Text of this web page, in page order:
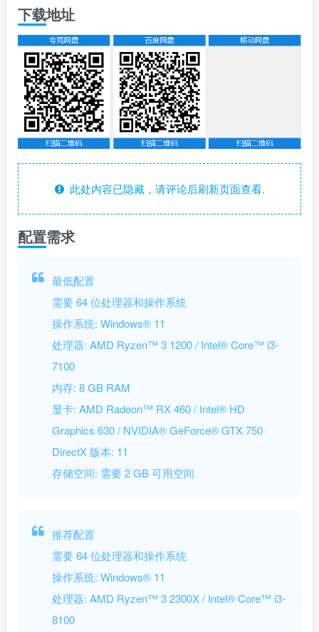
下载地址
此处内容已隐藏，请评论后刷新页面查看.
配置需求
最低配置
需要 64 位处理器和操作系统
操作系统: Windows® 11
处理器: AMD Ryzen™ 3 1200 / Intel® Core™ i3-
7100
内存: 8 GB RAM
显卡: AMD Radeon™ RX 460 / Intel® HD
Graphics 630 / NVIDIA® GeForce® GTX 750
DirectX 版本: 11
存储空间: 需要 2 GB 可用空间
推荐配置
需要 64 位处理器和操作系统
操作系统: Windows® 11
处理器: AMD Ryzen™ 3 2300X / Intel® Core™ i3-
8100